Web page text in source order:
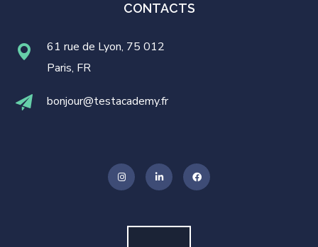
CONTACTS
61 rue de Lyon, 75 012
Paris, FR
bonjour@testacademy.fr